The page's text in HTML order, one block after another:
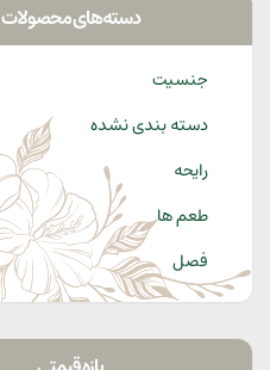
دسته‌های محصولات
جنسیت
دسته بندی نشده
رایحه
طعم ها
فصل